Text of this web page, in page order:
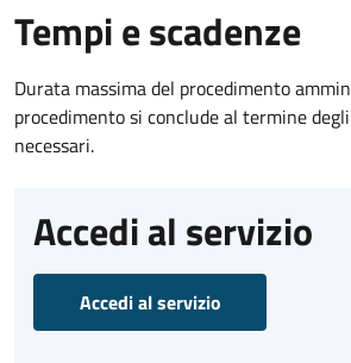
Tempi e scadenze
Durata massima del procedimento
procedimento si conclude al termine
necessari.
Accedi al servizio
Accedi al servizio